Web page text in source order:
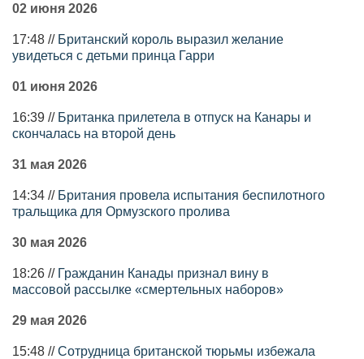
02 июня 2026
17:48 // Британский король выразил желание
увидеться с детьми принца Гарри
01 июня 2026
16:39 // Британка прилетела в отпуск на Канары и
скончалась на второй день
31 мая 2026
14:34 // Британия провела испытания беспилотного
тральщика для Ормузского пролива
30 мая 2026
18:26 // Гражданин Канады признал вину в
массовой рассылке «смертельных наборов»
29 мая 2026
15:48 //Сотрудница британской тюрьмы избежала